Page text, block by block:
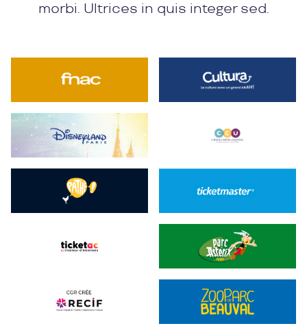
morbi. Ultrices in quis integer sed.